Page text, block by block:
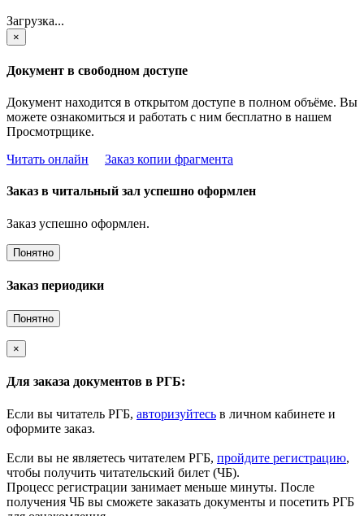
Загрузка...
×
Документ в свободном доступе
Документ находится в открытом доступе в полном объёме. Вы
можете ознакомиться и работать с ним бесплатно в нашем
Просмотрщике.
Читать онлайн
Заказ копии фрагмента
Заказ в читальный зал успешно оформлен
Заказ успешно оформлен.
Понятно
Заказ периодики
Понятно
×
Для заказа документов в РГБ:
Если вы читатель РГБ, авторизуйтесь в личном кабинете и
оформите заказ.
Если вы не являетесь читателем РГБ, пройдите регистрацию,
чтобы получить читательский билет (ЧБ).
Процесс регистрации занимает меньше минуты. После
получения ЧБ вы сможете заказать документы и посетить РГБ